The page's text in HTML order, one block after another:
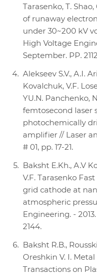
Tarasenko, T.
of runaway
under 30~200 kV
High Voltage
September. PP.
Alekseev S.V., A.I.
Kovalchuk, V.F.
YU.N. Panchenko,
femtosecond laser
photochemically
amplifier // Laser
# 01, pp. 17-21.
Baksht E.Kh., A.V
V.F. Tarasenko
grid cathode at
atmospheric
Engineering. -
2144.
Baksht R.B.,
Oreshkin V. I.
Transactions on